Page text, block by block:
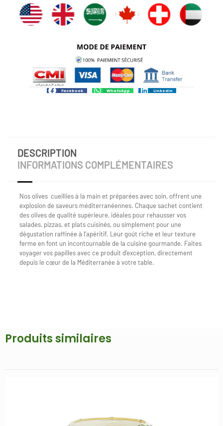
Facebook WhatsApp LinkedIn
DESCRIPTION
INFORMATIONS COMPLÉMENTAIRES
Nos olives cueillies à la main et préparées avec soin, offrent une
explosion de saveurs méditerranéennes. Chaque sachet contient
des olives de qualité supérieure, idéales pour rehausser vos
salades, pizzas, et plats cuisinés, ou simplement pour une
dégustation raffinée à l’apéritif. Leur goût riche et leur texture
ferme en font un incontournable de la cuisine gourmande. Faites
voyager vos papilles avec ce produit d’exception, directement
depuis le cœur de la Méditerranée à votre table.
Produits similaires